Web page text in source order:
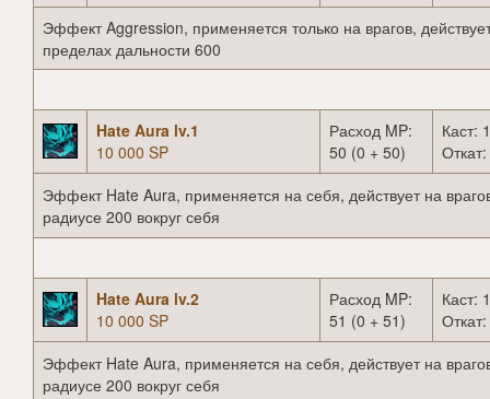
Эффект Aggression, применяется только на врагов,
пределах дальности 600
Hate Aura lv.1
10 000 SP
Расход MP:
50 (0 + 50)
Каст:
Эффект Hate Aura, применяется на себя, действует на
радиусе 200 вокруг себя
Hate Aura lv.2
10 000 SP
Расход MP:
51 (0 + 51)
Каст:
Эффект Hate Aura, применяется на себя, действует на
радиусе 200 вокруг себя